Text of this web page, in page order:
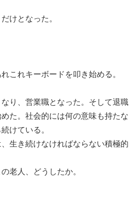
けとなった。
これキーボードを叩き始める。
り、営業職となった。そして退職
た。社会的には何の意味も持たな
けている。
生き続けなければならない積極的
老人、どうしたか。